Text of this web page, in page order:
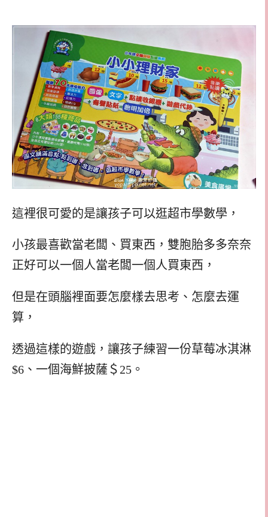
這裡很可愛的是讓孩子可以逛超市學數學，
小孩最喜歡當老闆、買東西，雙胞胎多多奈奈
正好可以一個人當老闆一個人買東西，
但是在頭腦裡面要怎麼樣去思考、怎麼去運
算，
透過這樣的遊戲，讓孩子練習一份草莓冰淇淋
$6、一個海鮮披薩＄25。